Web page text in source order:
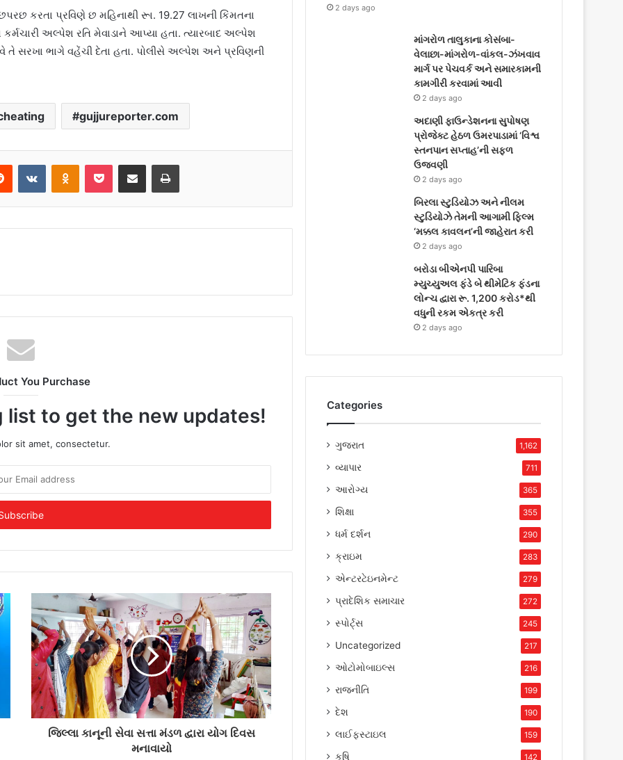
કરતા પ્રવિણે છ મહિનાથી રૂા. 19.27 લાખની કિંમતના
અલ્પેશ રતિ મેવાડાને આપ્યા હતા. ત્યારબાદ અલ્પેશ
તે સરખા ભાગે વહેંચી દેતા હતા. પોલીસે અલ્પેશ અને પ્રવિણની
gujjureporter.com
You Purchase
list to get the new updates!
sit amet, consectetur.
જિલ્લા કાનૂની સેવા સત્તા મંડળ દ્વારા યોગ દિવસ
મનાવાયો
2 days ago
માંગરોળ તાલુકાના કોસંબા-
વેલાછા-માંગરોળ-વાંકલ-ઝંખવાવ
માર્ગ પર પેચવર્ક અને સમારકામની
કામગીરી કરવામાં આવી
2 days ago
અદાણી ફાઉન્ડેશનના સુપોષણ
પ્રોજેક્ટ હેઠળ ઉમરપાડામાં ‘વિશ્વ
સ્તનપાન સપ્તાહ’ની સફળ
ઉજવણી
2 days ago
બિરલા સ્ટુડિયોઝ અને નીલમ
સ્ટુડિયોઝે તેમની આગામી ફિલ્મ
‘મક્કલ કાવલન’ની જાહેરાત કરી
2 days ago
બરોડા બીએનપી પારિબા
મ્યુચ્યુઅલ ફંડે બે થીમેટિક ફંડના
લોન્ચ દ્વારા રૂ. 1,200 કરોડ*થી
વધુની રકમ એકત્ર કરી
2 days ago
Categories
ગુજરાત 1,162
વ્યાપાર 711
આરોગ્ય 365
શિક્ષા 355
ધર્મ દર્શન 290
ક્રાઇમ 283
એન્ટરટેઇનમેન્ટ 279
પ્રાદેશિક સમાચાર 272
સ્પોર્ટ્સ 245
Uncategorized 217
ઓટોમોબાઇલ્સ 216
રાજનીતિ 199
દેશ 190
લાઈફસ્ટાઇલ 159
કૃષિ 142